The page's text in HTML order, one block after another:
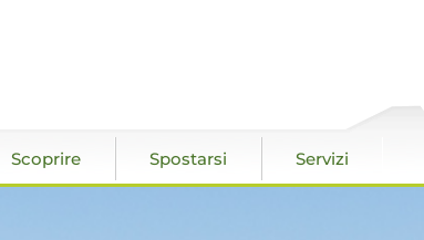
Scoprire Spostarsi Servizi